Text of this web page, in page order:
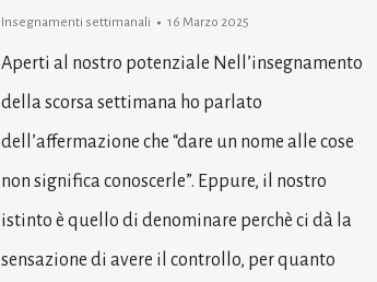
Insegnamenti settimanali 16 Marzo 2025
Aperti al nostro potenziale Nell’insegnamento
della scorsa settimana ho parlato
dell’affermazione che “dare un nome alle cose
non significa conoscerle”. Eppure, il nostro
istinto è quello di denominare perchè ci dà la
sensazione di avere il controllo, per quanto